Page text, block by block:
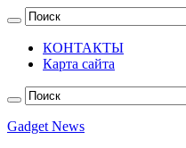
КОНТАКТЫ
Карта сайта
Gadget News